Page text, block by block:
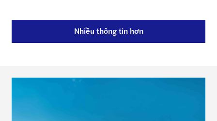
Nhiều thông tin hơn